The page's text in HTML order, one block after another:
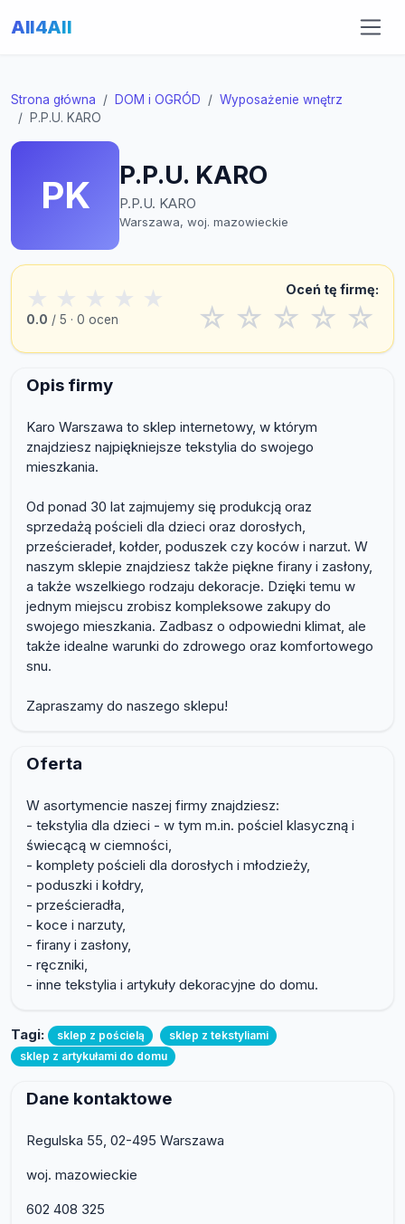
All4All
Strona główna DOM i OGRÓD
Wyposażenie wnętrz
P.P.U. KARO
PK P.P.U. KARO
P.P.U. KARO
Warszawa, woj. mazowieckie
★ ★ ★ ★ ★
0.0 / 5 · 0 ocen
Oceń tę firmę:
☆ ☆ ☆ ☆ ☆
Opis firmy
Karo Warszawa to sklep internetowy, w którym
znajdziesz najpiękniejsze tekstylia do swojego
mieszkania.
Od ponad 30 lat zajmujemy się produkcją oraz
sprzedażą pościeli dla dzieci oraz dorosłych,
prześcieradeł, kołder, poduszek czy koców i narzut. W
naszym sklepie znajdziesz także piękne firany i zasłony,
a także wszelkiego rodzaju dekoracje. Dzięki temu w
jednym miejscu zrobisz kompleksowe zakupy do
swojego mieszkania. Zadbasz o odpowiedni klimat, ale
także idealne warunki do zdrowego oraz komfortowego
snu.
Zapraszamy do naszego sklepu!
Oferta
W asortymencie naszej firmy znajdziesz:
- tekstylia dla dzieci - w tym m.in. pościel klasyczną i
świecącą w ciemności,
- komplety pościeli dla dorosłych i młodzieży,
- poduszki i kołdry,
- prześcieradła,
- koce i narzuty,
- firany i zasłony,
- ręczniki,
- inne tekstylia i artykuły dekoracyjne do domu.
Tagi: sklep z pościelą
sklep z tekstyliami
sklep z artykułami do domu
Dane kontaktowe
Regulska 55, 02-495 Warszawa
woj. mazowieckie
602 408 325